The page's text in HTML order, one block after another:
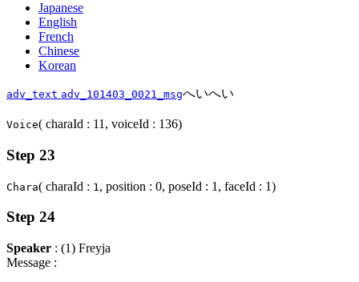
Japanese
English
French
Chinese
Korean
adv_text adv_101403_0021_msgへいへい
Voice( charaId : 11, voiceId : 136)
Step 23
Chara( charaId : 1 , position : 0, poseId : 1, faceId : 1)
Step 24
Speaker : (1) Freyja
Message :